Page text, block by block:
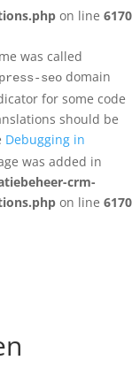
on line 6170
was called
seo domain
for some code
should be
Debugging in
was added in
crm-
on line 6170